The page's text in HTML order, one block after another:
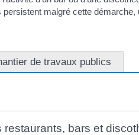
malgré cette
de travaux publics
bars et